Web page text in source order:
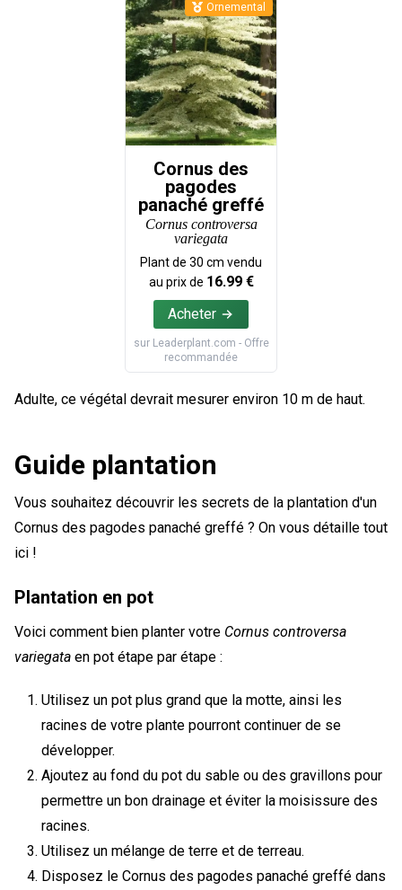
Cornus des
pagodes
panaché greffé
Cornus controversa
variegata
Plant de 30 cm vendu
au prix de 16.99€
Acheter
sur Leaderplant.com - Offre
recommandée
Ornemental
Adulte, ce végétal devrait mesurer environ 10 m de haut.
Guide plantation
Vous souhaitez découvrir les secrets de la plantation d'un
Cornus des pagodes panaché greffé ? On vous détaille tout
ici !
Plantation en pot
Voici comment bien planter votre Cornus controversa
variegata en pot étape par étape :
Utilisez un pot plus grand que la motte, ainsi les
racines de votre plante pourront continuer de se
développer.
Ajoutez au fond du pot du sable ou des gravillons pour
permettre un bon drainage et éviter la moisissure des
racines.
Utilisez un mélange de terre et de terreau.
Disposez le Cornus des pagodes panaché greffé dans